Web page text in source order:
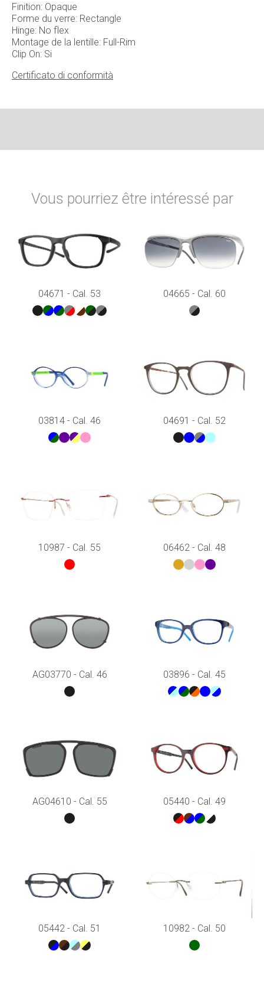
Finition: Opaque
Forme du verre: Rectangle
Hinge: No flex
Montage de la lentille: Full-Rim
Clip On: Si
Certificato di conformità
Vous pourriez être intéressé par
04671 - Cal. 53 04665 - Cal. 60
03814 - Cal. 46 04691 - Cal. 52
10987 - Cal. 55 06462 - Cal. 48
AG03770 - Cal. 46 03896 - Cal. 45
AG04610 - Cal. 55 05440 - Cal. 49
05442 - Cal. 51 10982 - Cal. 50